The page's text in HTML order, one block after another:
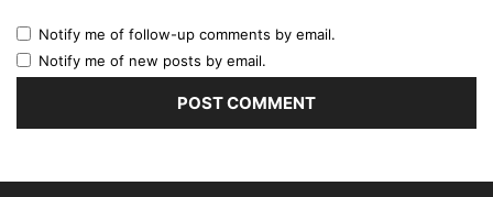
Notify me of follow-up comments by email.
Notify me of new posts by email.